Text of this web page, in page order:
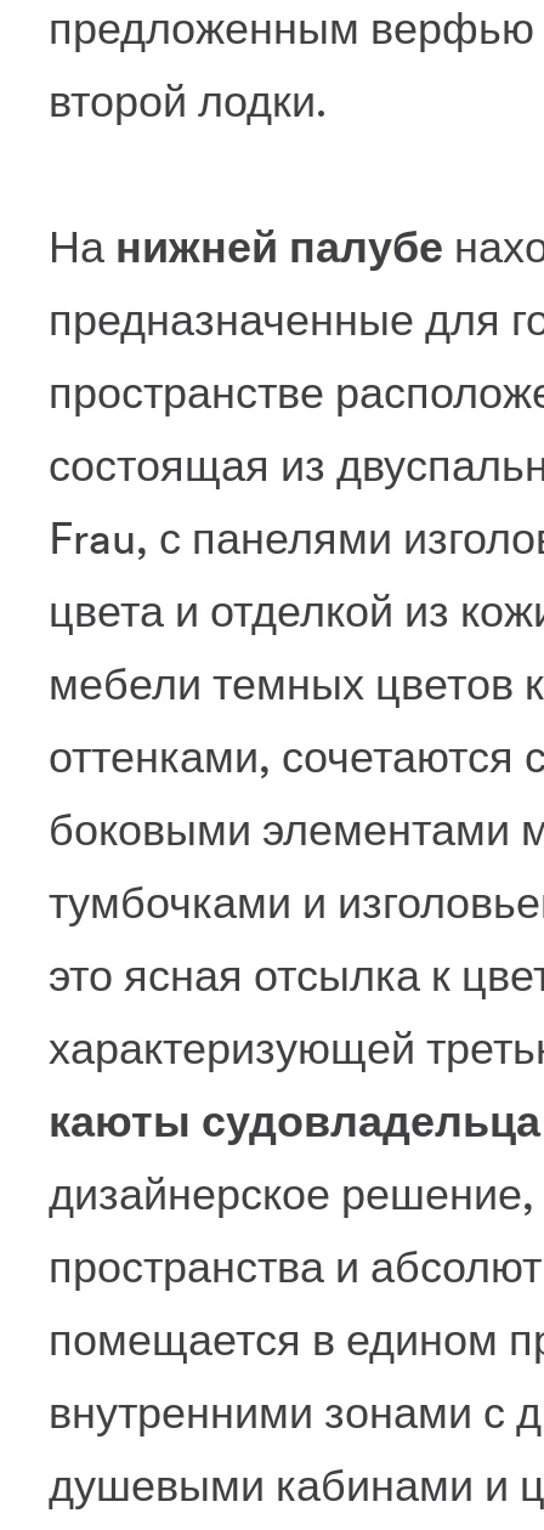
предложенным верфью
второй лодки.
На нижней палубе
предназначенные для
пространстве
состоящая из
Frau, с панелями
цвета и отделкой из
мебели темных цветов
оттенками,
боковыми элементами
тумбочками и
это ясная отсылка к
характеризующей
каюты судовладельца
дизайнерское
пространства и
помещается в едином
внутренними зонами с
душевыми кабинами и